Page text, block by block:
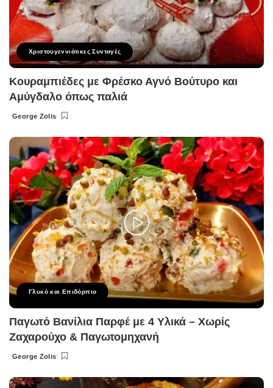
Χριστουγεννιάτικες Συνταγές
Κουραμπιέδες με Φρέσκο Αγνό Βούτυρο και
Αμύγδαλο όπως παλιά
Posted
George Zolis
Γλυκό και Επιδόρπιο
Παγωτό Βανίλια Παρφέ με 4 Υλικά – Χωρίς
Ζαχαρούχο & Παγωτομηχανή
Posted
George Zolis